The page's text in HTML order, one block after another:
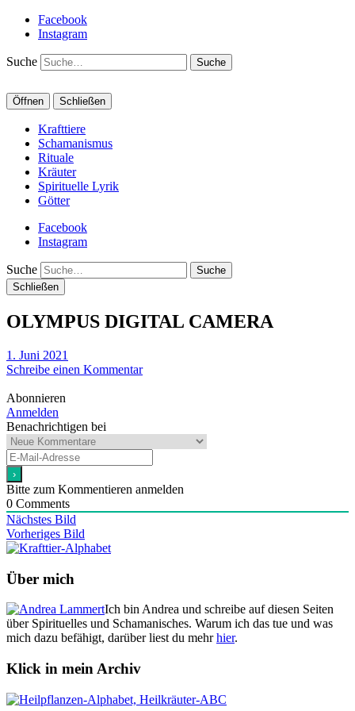
Facebook
Instagram
Suche
Öffnen Schließen
Krafttiere
Schamanismus
Rituale
Kräuter
Spirituelle Lyrik
Götter
Facebook
Instagram
Suche
Schließen
OLYMPUS DIGITAL CAMERA
1. Juni 2021
Schreibe einen Kommentar
Abonnieren
Anmelden
Benachrichtigen bei
Bitte zum Kommentieren anmelden
0 Comments
Nächstes Bild
Vorheriges Bild
Über mich
Ich bin Andrea und schreibe auf diesen Seiten
über Spirituelles und Schamanisches. Warum ich das tue und was
mich dazu befähigt, darüber liest du mehrhier.
Klick in mein Archiv